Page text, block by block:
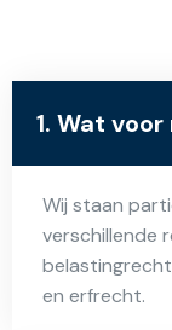
1. Wat
Wij staan
verschillende
en erfrecht.